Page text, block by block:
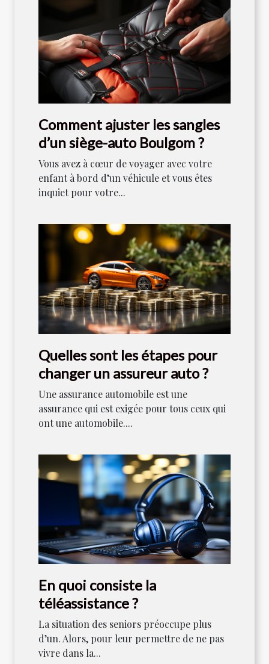
Comment ajuster les sangles
d’un siège-auto Boulgom ?
Vous avez à cœur de voyager avec votre
enfant à bord d’un véhicule et vous êtes
inquiet pour votre...
Quelles sont les étapes pour
changer un assureur auto ?
Une assurance automobile est une
assurance qui est exigée pour tous ceux qui
ont une automobile....
En quoi consiste la
téléassistance ?
La situation des seniors préoccupe plus
d’un. Alors, pour leur permettre de ne pas
vivre dans la...